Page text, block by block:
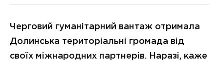
Черговий гуманітарний вантаж отримала
Долинська територіальні громада від
своїх міжнародних партнерів. Наразі, каже